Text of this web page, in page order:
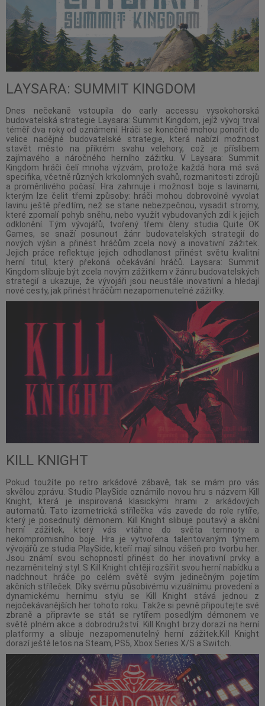
LAYSARA: SUMMIT KINGDOM
Dnes nečekaně vstoupila do early accessu vysokohorská
budovatelská strategie Laysara: Summit Kingdom, jejíž vývoj trval
téměř dva roky od oznámení. Hráči se konečně mohou ponořit do
velice nadějné budovatelské strategie, která nabízí možnost
stavět město na příkrém svahu velehory, což je příslibem
zajímavého a náročného herního zážitku. V Laysara: Summit
Kingdom hráči čelí mnoha výzvám, protože každá hora má svá
specifika, včetně různých krkolomných svahů, rozmanitosti zdrojů
a proměnlivého počasí. Hra zahrnuje i možnost boje s lavinami,
kterým lze čelit třemi způsoby: hráči mohou dobrovolně vyvolat
lavinu ještě předtím, než se stane nebezpečnou, vysadit stromy,
které zpomalí pohyb sněhu, nebo využít vybudovaných zdí k jejich
odklonění. Tým vývojářů, tvořený třemi členy studia Quite OK
Games, se snaží posunout žánr budovatelských strategií do
nových výšin a přinést hráčům zcela nový a inovativní zážitek.
Jejich práce reflektuje jejich odhodlanost přinést světu kvalitní
herní titul, který překoná očekávání hráčů. Laysara: Summit
Kingdom slibuje být zcela novým zážitkem v žánru budovatelských
strategií a ukazuje, že vývojáři jsou neustále inovativní a hledají
nové cesty, jak přinést hráčům nezapomenutelné zážitky.
KILL KNIGHT
Pokud toužíte po retro arkádové zábavě, tak se mám pro vás
skvělou zprávu. Studio PlaySide oznámilo novou hru s názvem Kill
Knight, která je inspirovaná klasickými hrami z arkádových
automatů. Tato izometrická střílečka vás zavede do role rytíře,
který je posednutý démonem. Kill Knight slibuje poutavý a akční
herní zážitek, který vás vtáhne do světa temnoty a
nekompromisního boje. Hra je vytvořena talentovaným týmem
vývojářů ze studia PlaySide, kteří mají silnou vášeň pro tvorbu her.
Jsou známí svou schopností přinést do her inovativní prvky a
nezaměnitelný styl. S Kill Knight chtějí rozšířit svou herní nabídku a
nadchnout hráče po celém světě svým jedinečným pojetím
akčních stříleček. Díky svému působivému vizuálnímu provedení a
dynamickému hernímu stylu se Kill Knight stává jednou z
nejočekávanějších her tohoto roku. Takže si pevně připoutejte své
zbraně a připravte se stát se rytířem posedlým démonem ve
světě plném akce a dobrodružství. Kill Knight brzy dorazí na herní
platformy a slibuje nezapomenutelný herní zážitek.Kill Knight
dorazí ještě letos na Steam, PS5, Xbox Series X/S a Switch.